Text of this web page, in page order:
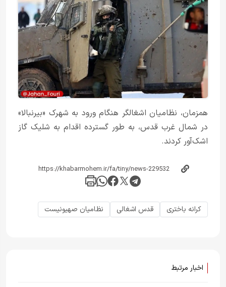
همزمان، نظامیان اشغالگر هنگام ورود به شهرک «بیرنبالا»
در شمال ‌غرب قدس، به ‌طور گسترده اقدام به شلیک گاز
اشک‌آور کردند.
کرانه باختری قدس اشغالی نظامیان صهیونیست
اخبار مرتبط